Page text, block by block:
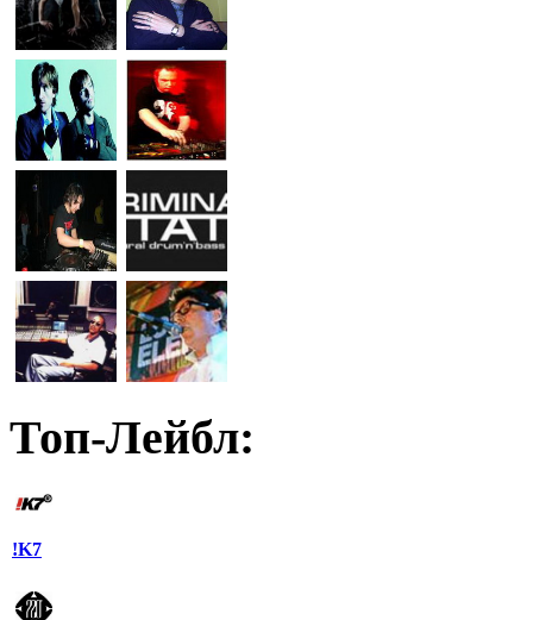
Топ-Лейбл:
!K7